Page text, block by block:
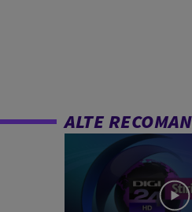
ALTE